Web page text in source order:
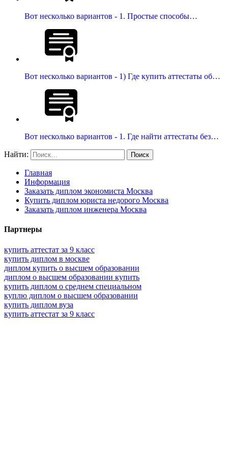
Вот несколько вариантов - 1. Простые способы…
Вот несколько вариантов - 1) Где купить аттестаты об…
Вот несколько вариантов - 1. Где найти аттестаты без…
Найти:
Главная
Информация
Заказать диплом экономиста Москва
Купить диплом юриста недорого Москва
Заказать диплом инженера Москва
Партнеры
купить аттестат за 9 класс
купить диплом в москве
диплом купить о высшем образовании
диплом о высшем образовании купить
купить диплом о среднем специальном
куплю диплом о высшем образовании
купить диплом вуза
купить аттестат за 9 класс